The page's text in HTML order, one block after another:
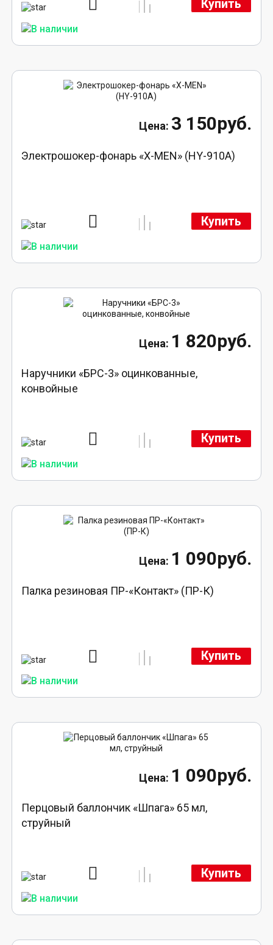
Купить
3 150руб.
Электрошокер-фонарь «X-MEN» (HY-910A)
Купить
1 820руб.
Наручники «БРС-3» оцинкованные,
конвойные
Купить
1 090руб.
Палка резиновая ПР-«Контакт» (ПР-К)
Купить
1 090руб.
Перцовый баллончик «Шпага» 65 мл,
струйный
Купить